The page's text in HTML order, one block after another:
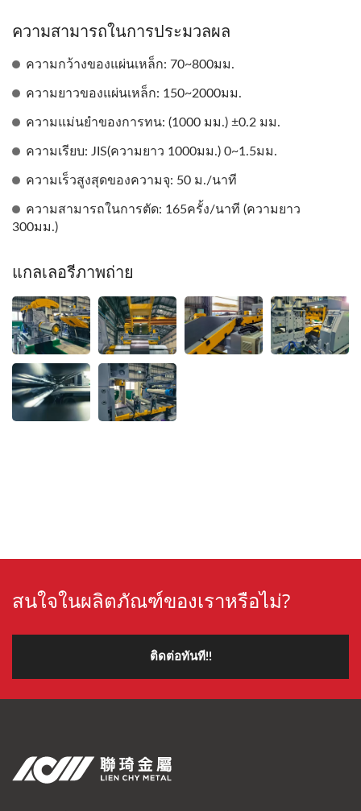
ความสามารถในการประมวลผล
ความกว้างของแผ่นเหล็ก: 70~800มม.
ความยาวของแผ่นเหล็ก: 150~2000มม.
ความแม่นยำของการทน: (1000 มม.) ±0.2 มม.
ความเรียบ: JIS(ความยาว 1000มม.) 0~1.5มม.
ความเร็วสูงสุดของความจุ: 50 ม./นาที
ความสามารถในการตัด: 165ครั้ง/นาที (ความยาว
300มม.)
แกลเลอรีภาพถ่าย
สนใจในผลิตภัณฑ์ของเราหรือไม่?
ติดต่อทันที!!